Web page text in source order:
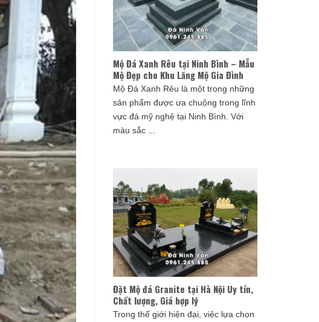
Mộ Đá Xanh Rêu tại Ninh Bình – Mẫu
Mộ Đẹp cho Khu Lăng Mộ Gia Đình
Mộ Đá Xanh Rêu là một trong những
sản phẩm được ưa chuộng trong lĩnh
vực đá mỹ nghệ tại Ninh Bình. Với
màu sắc ...
Đặt Mộ đá Granite tại Hà Nội Uy tín,
Chất lượng, Giá hợp lý
Trong thế giới hiện đại, việc lựa chọn